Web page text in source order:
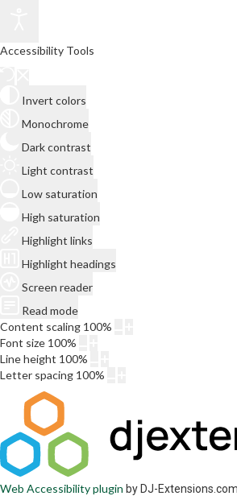
Accessibility Tools
Invert colors
Monochrome
Dark contrast
Light contrast
Low saturation
High saturation
Highlight links
Highlight headings
Screen reader
Read mode
Content scaling 100%
Font size 100%
Line height 100%
Letter spacing 100%
Web Accessibility plugin by DJ-Extensions.com